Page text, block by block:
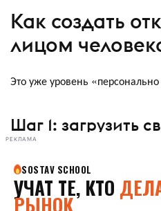
Как создать
лицом
Это уже уровень «персонально
Шаг 1: загрузить
РЕКЛАМА